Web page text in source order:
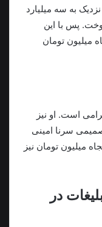
به سه میلیارد
پس با این
میلیون تومان
است. او نیز
سرنا امینی
میلیون تومان نیز
در